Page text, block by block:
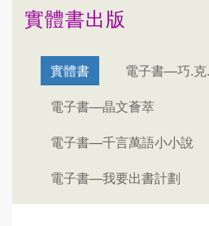
實體書出版
實體書
電子書—巧.克
電子書—晶文薈萃
電子書—千言萬語小小說
電子書—我要出書計劃